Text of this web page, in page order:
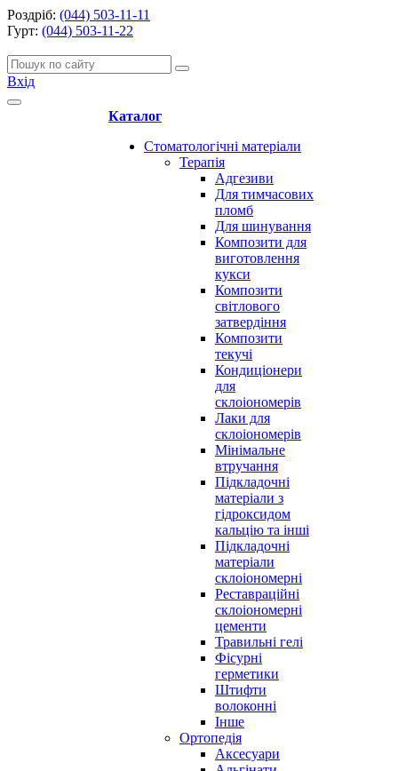
Роздріб: (044) 503-11-11
Гурт: (044) 503-11-22
Вхід
Каталог
Стоматологічні матеріали
Терапія
Адгезиви
Для тимчасових
пломб
Для шинування
Композити для
виготовлення
кукси
Композити
світлового
затвердіння
Композити
текучі
Кондиціонери
для
склоіономерів
Лаки для
склоіономерів
Мінімальне
втручання
Підкладочні
матеріали з
гідроксидом
кальцію та інші
Підкладочні
матеріали
склоіономерні
Реставраційні
склоіономерні
цементи
Травильні гелі
Фісурні
герметики
Штифти
волоконні
Інше
Ортопедія
Аксесуари